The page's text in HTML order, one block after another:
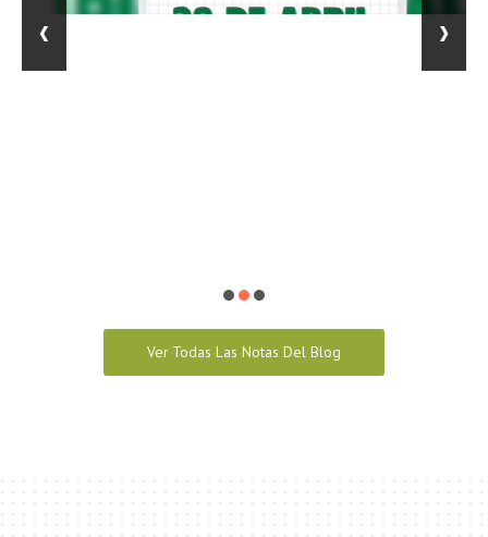
‹ ›
Ver Todas Las Notas Del Blog